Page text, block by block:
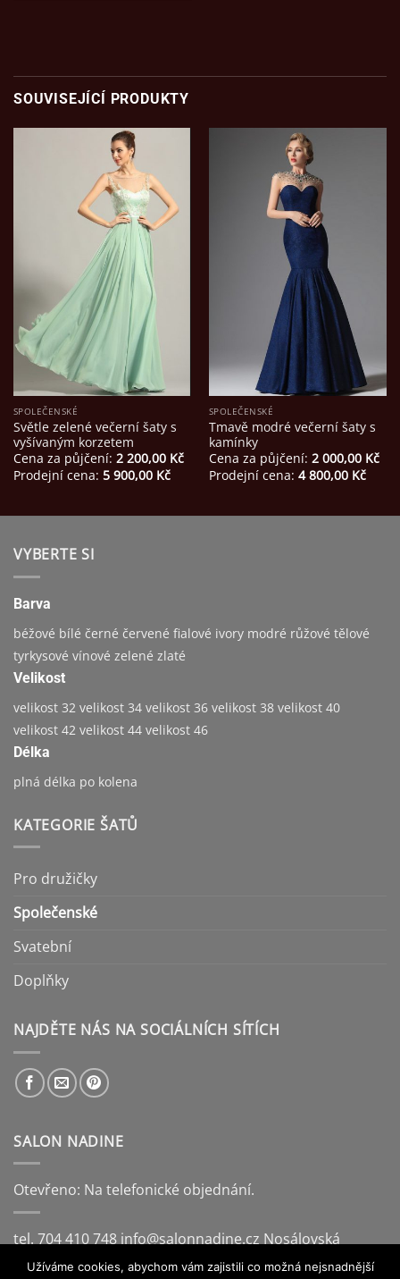
SOUVISEJÍCÍ PRODUKTY
SPOLEČENSKÉ
Světle zelené večerní šaty s
vyšívaným korzetem
Cena za půjčení: 2 200,00 Kč
Prodejní cena: 5 900,00 Kč
SPOLEČENSKÉ
Tmavě modré večerní šaty s
kamínky
Cena za půjčení: 2 000,00 Kč
Prodejní cena: 4 800,00 Kč
VYBERTE SI
Barva
béžové bílé černé červené fialové ivory modré růžové tělové
tyrkysové vínové zelené zlaté
Velikost
velikost 32 velikost 34 velikost 36 velikost 38 velikost 40
velikost 42 velikost 44 velikost 46
Délka
plná délka po kolena
KATEGORIE ŠATŮ
Pro družičky
Společenské
Svatební
Doplňky
NAJDĚTE NÁS NA SOCIÁLNÍCH SÍTÍCH
SALON NADINE
Otevřeno: Na telefonické objednání.
tel. 704 410 748 info@salonnadine.cz Nosálovská
221/14, Vyškov
Užíváme cookies, abychom vám zajistili co možná nejsnadnější